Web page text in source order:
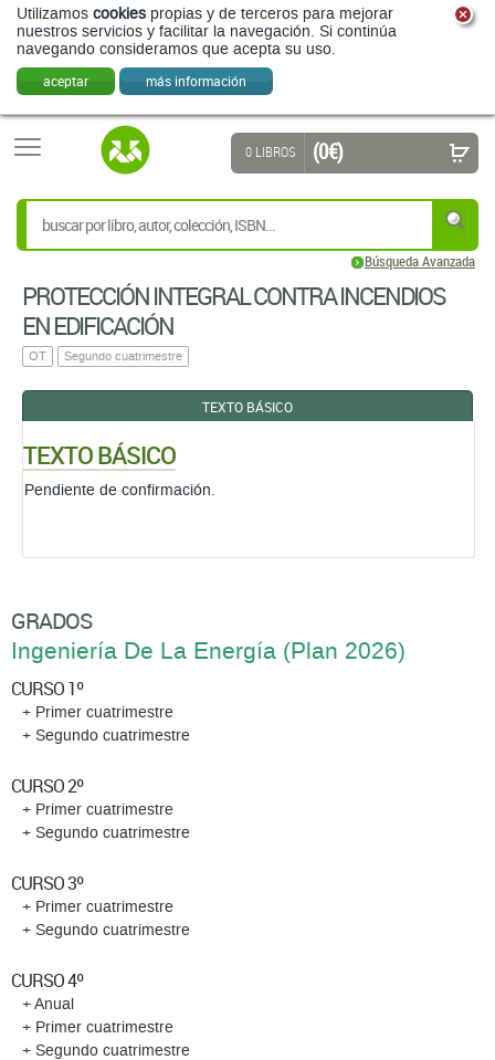
Utilizamos cookies propias y de terceros para mejorar
nuestros servicios y facilitar la navegación. Si continúa
navegando consideramos que acepta su uso.
aceptar más información
Búsqueda Avanzada
0 LIBROS (0 €)
PROTECCIÓN INTEGRAL CONTRA INCENDIOS
EN EDIFICACIÓN
OT Segundo cuatrimestre
TEXTO BÁSICO
TEXTO BÁSICO
Pendiente de confirmación.
GRADOS
Ingeniería De La Energí­a (Plan 2026)
CURSO 1º
+ Primer cuatrimestre
+ Segundo cuatrimestre
CURSO 2º
+ Primer cuatrimestre
+ Segundo cuatrimestre
CURSO 3º
+ Primer cuatrimestre
+ Segundo cuatrimestre
CURSO 4º
+ Anual
+ Primer cuatrimestre
+ Segundo cuatrimestre